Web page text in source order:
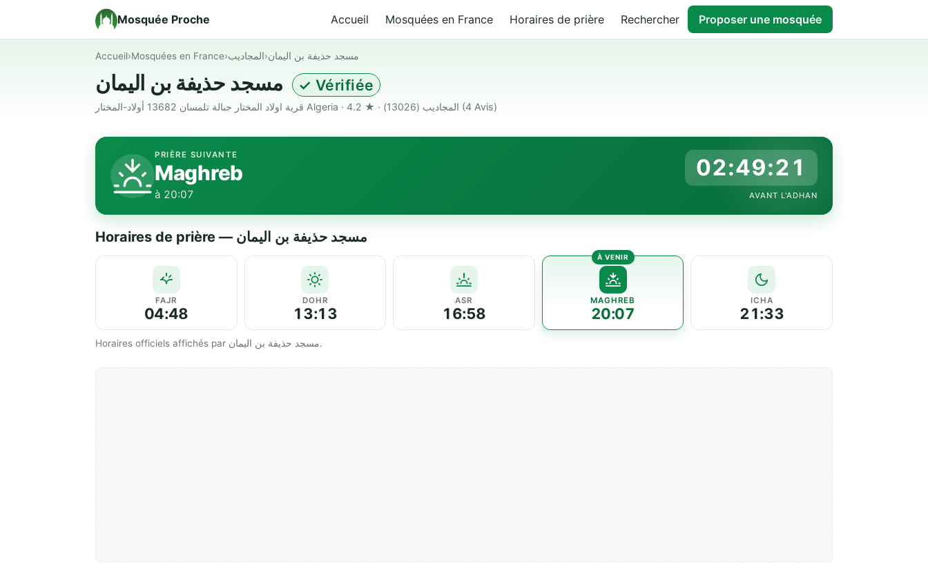
Mosquée Proche Accueil Mosquées en France Horaires de prière Rechercher Proposer une mosquée
Accueil›Mosquées en France›المجاديب›مسجد حذيفة بن اليمان
✓ Vérifiée
(4 Avis)
PRIÈRE SUIVANTE
Maghreb
à 20:07
02:49:20
AVANT L'ADHAN
Horaires de prière — مسجد حذيفة بن اليمان
FAJR
04:48
DOHR
13:13
ASR
16:58
MAGHREB
20:07
ICHA
21:33
Horaires officiels affichés par مسجد حذيفة بن اليمان.